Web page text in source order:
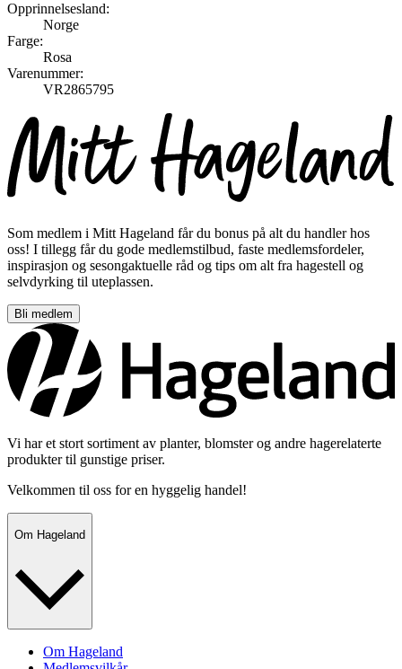
Opprinnelsesland:
Norge
Farge:
Rosa
Varenummer:
VR2865795
Som medlem i Mitt Hageland får du bonus på alt du handler hos
oss! I tillegg får du gode medlemstilbud, faste medlemsfordeler,
inspirasjon og sesongaktuelle råd og tips om alt fra hagestell og
selvdyrking til uteplassen.
Bli medlem
Vi har et stort sortiment av planter, blomster og andre hagerelaterte
produkter til gunstige priser.
Velkommen til oss for en hyggelig handel!
Om Hageland
Om Hageland